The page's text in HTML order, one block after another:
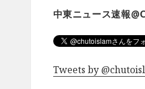
中東ニュース速報
Tweets by